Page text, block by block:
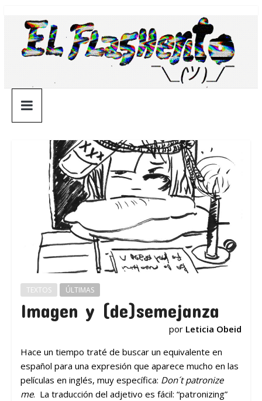
contenido
¯\_(ツ)_/
¯
TEXTOS ÚLTIMAS
Imagen y (de)semejanza
por Leticia Obeid
Hace un tiempo traté de buscar un equivalente en
español para una expresión que aparece mucho en las
películas en inglés, muy específica: Don´t patronize
me. La traducción del adjetivo es fácil: “patronizing”